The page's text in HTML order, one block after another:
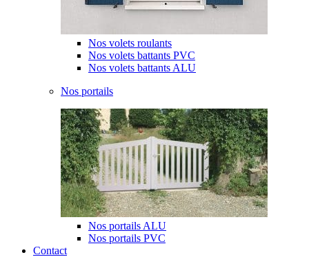
Nos volets roulants
Nos volets battants PVC
Nos volets battants ALU
Nos portails
Nos portails ALU
Nos portails PVC
Contact